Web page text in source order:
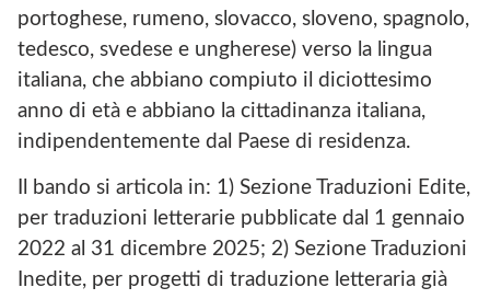
portoghese, rumeno, slovacco, sloveno, spagnolo,
tedesco, svedese e ungherese) verso la lingua
italiana, che abbiano compiuto il diciottesimo
anno di età e abbiano la cittadinanza italiana,
indipendentemente dal Paese di residenza.
Il bando si articola in: 1) Sezione Traduzioni Edite,
per traduzioni letterarie pubblicate dal 1 gennaio
2022 al 31 dicembre 2025; 2) Sezione Traduzioni
Inedite, per progetti di traduzione letteraria già